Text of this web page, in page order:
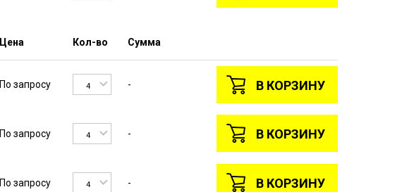
Цена Кол-во Сумма
По запросу 4 - В КОРЗИНУ
По запросу 4 - В КОРЗИНУ
По запросу 4 - В КОРЗИНУ